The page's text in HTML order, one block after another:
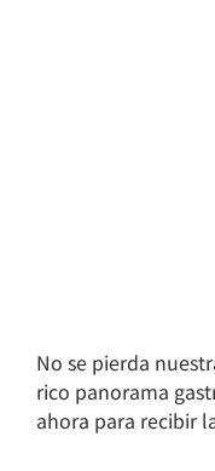
No se pierda
rico panorama
ahora para recibir